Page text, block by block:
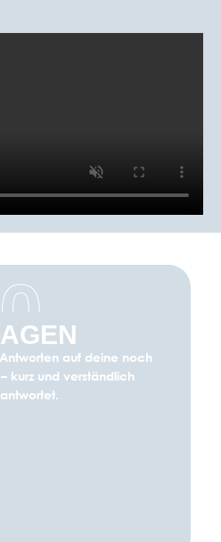
0
auf deine noch
kurz und verständlich